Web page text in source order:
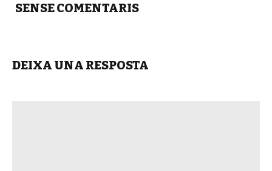
SENSE COMENTARIS
DEIXA UNA RESPOSTA